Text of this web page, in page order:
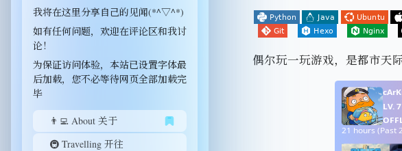
我将在这里分享自己的见闻(*^▽^*)
如有任何问题，欢迎在评论区和我讨
论！
为保证访问体验，本站已设置字体最
后加载，您不必等待网页全部加载完
毕
👨‍💻 About 关于
🚇 Travelling 开往
偶尔玩一玩游戏，是都市天